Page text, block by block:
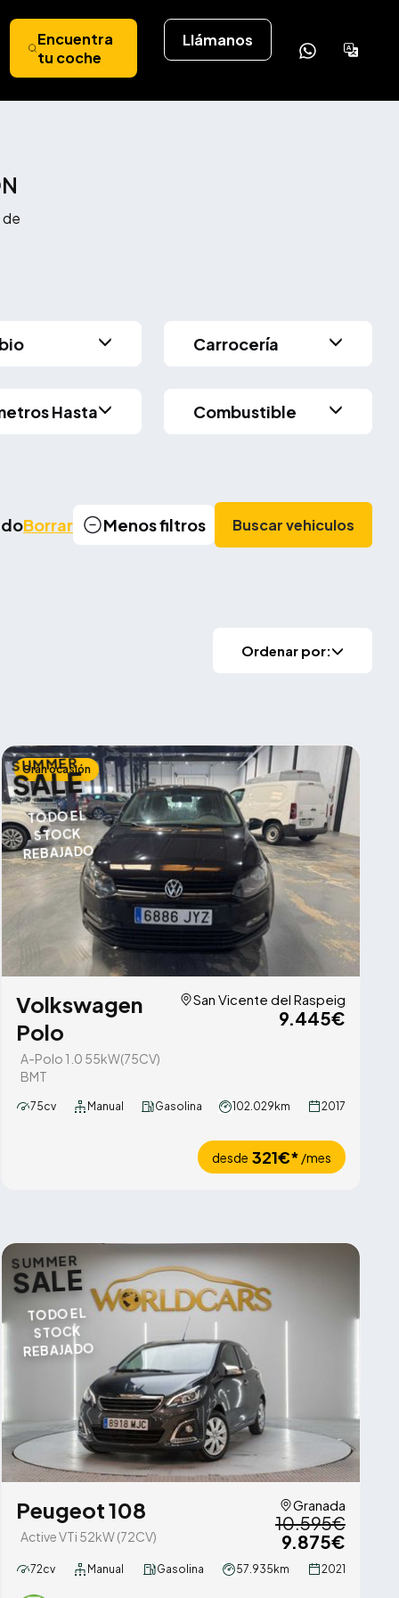
Encuentra
tu coche
Llámanos
de
Carrocería
Hasta Combustible
Borrar Menos filtros Buscar vehiculos
Ordenar por:
SUMMER
SALE
TODO EL
STOCK
REBAJADO
Gran ocasión
Volkswagen
Polo
A-Polo 1.0 55kW(75CV)
BMT
San Vicente del Raspeig
9.445€
75cv Manual Gasolina 102.029km 2017
desde 321€* /mes
SUMMER
SALE
TODO EL
STOCK
REBAJADO
Peugeot 108
Active VTi 52kW (72CV)
Granada
10.595€
9.875€
72cv Manual Gasolina 57.935km 2021